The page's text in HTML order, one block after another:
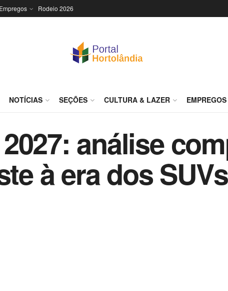
Empregos Rodeio 2026
NOTÍCIAS SEÇÕES CULTURA & LAZER EMPREGOS
análise
à era dos SUVs